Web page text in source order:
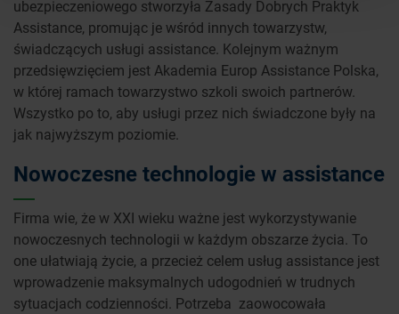
ubezpieczeniowego stworzyła Zasady Dobrych Praktyk
Assistance, promując je wśród innych towarzystw,
świadczących usługi assistance. Kolejnym ważnym
przedsięwzięciem jest Akademia Europ Assistance Polska,
w której ramach towarzystwo szkoli swoich partnerów.
Wszystko po to, aby usługi przez nich świadczone były na
jak najwyższym poziomie.
Nowoczesne technologie w assistance
Firma wie, że w XXI wieku ważne jest wykorzystywanie
nowoczesnych technologii w każdym obszarze życia. To
one ułatwiają życie, a przecież celem usług assistance jest
wprowadzenie maksymalnych udogodnień w trudnych
sytuacjach codzienności. Potrzeba zaowocowała